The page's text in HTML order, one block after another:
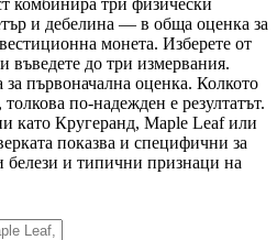
и дебелина — в обща оценка за
монета. Изберете от
до три измервания.
за първоначална оценка. Колкото
толкова по-надежден е резултатът.
като Кругеранд, Maple Leaf или
показва и специфични за
белези и типични признаци на